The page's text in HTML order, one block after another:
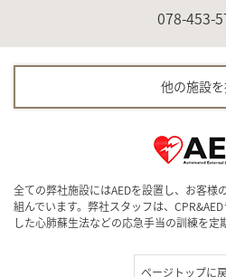
078-453-
他の施設
全ての弊社施設にはAEDを設置し、お客様
組んでいます。弊社スタッフは、
した心肺蘇生法などの応急手当の訓練を定
ページトップに